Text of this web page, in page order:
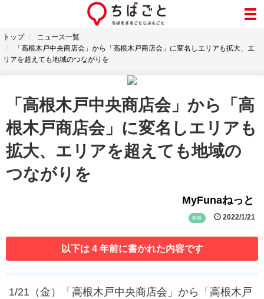
トップ
ニュース一覧
「高根木戸中央商店会」から「高根木戸商店会」に変名しエリアも拡大、エ
リアを超えても地域のつながりを
「高根木戸中央商店会」から「高
根木戸商店会」に変名しエリアも
拡大、エリアを超えても地域の
つながりを
MyFunaねっと
船橋 2022/1/21
以下は 4 年前に書かれた内容です
1/21（金）「高根木戸中央商店会」から「高根木戸